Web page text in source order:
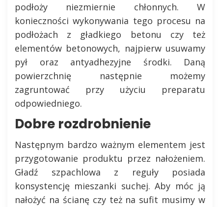
podłoży niezmiernie chłonnych. W
konieczności wykonywania tego procesu na
podłożach z gładkiego betonu czy też
elementów betonowych, najpierw usuwamy
pył oraz antyadhezyjne środki. Daną
powierzchnię następnie możemy
zagruntować przy użyciu preparatu
odpowiedniego.
Dobre rozdrobnienie
Następnym bardzo ważnym elementem jest
przygotowanie produktu przez nałożeniem.
Gładź szpachlowa z reguły posiada
konsystencję mieszanki suchej. Aby móc ją
nałożyć na ścianę czy też na sufit musimy w